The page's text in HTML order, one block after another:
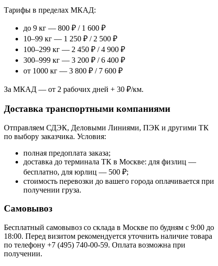
Тарифы в пределах МКАД:
до 9 кг — 800 ₽ / 1 600 ₽
10–99 кг — 1 250 ₽ / 2 500 ₽
100–299 кг — 2 450 ₽ / 4 900 ₽
300–999 кг — 3 200 ₽ / 6 400 ₽
от 1000 кг — 3 800 ₽ / 7 600 ₽
За МКАД — от 2 рабочих дней + 30 ₽/км.
Доставка транспортными компаниями
Отправляем СДЭК, Деловыми Линиями, ПЭК и другими ТК
по выбору заказчика. Условия:
полная предоплата заказа;
доставка до терминала ТК в Москве: для физлиц —
бесплатно, для юрлиц — 500 ₽;
стоимость перевозки до вашего города оплачивается при
получении груза.
Самовывоз
Бесплатный самовывоз со склада в Москве по будням с 9:00 до
18:00. Перед визитом рекомендуется уточнить наличие товара
по телефону +7 (495) 740-00-59. Оплата возможна при
получении.